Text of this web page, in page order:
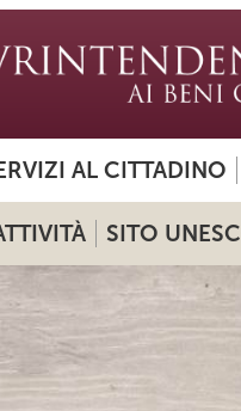
AL CITTADINO
SITO